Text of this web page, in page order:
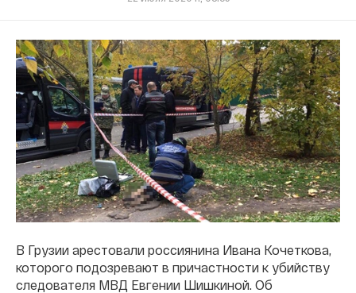
В Грузии арестовали россиянина Ивана Кочеткова,
которого подозревают в причастности к убийству
следователя МВД Евгении Шишкиной. Об